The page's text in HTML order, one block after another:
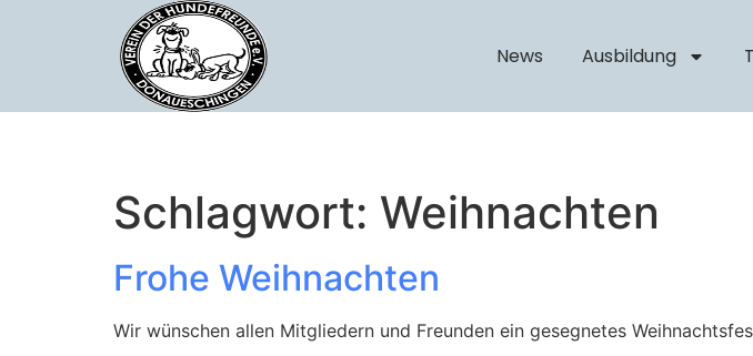
News Ausbildung
Schlagwort: Weihnachten
Frohe Weihnachten
Wir wünschen allen Mitgliedern und Freunden ein gesegnetes